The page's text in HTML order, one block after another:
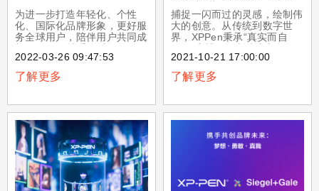
为进一步打造年轻化、个性
化、国际化品牌形象，更好服
务全球用户，陪伴用户共同成
品牌战略咨询公司思睿高，开
启品牌全球焕新。
2022-03-26 09:47:53
了解更多
绘笔新世代
捕捉一闪而过的灵感，绘制伟
大的创意。从传统到数字世
界，XPPen秉承“真实而自
准，传承经典，创新现在，让
科技更自然，让创意更强大。
革命性的X3智能芯片，让
个世代--搭载智能芯片的数字
笔新世代。芯片虽小，却汇聚
笔性能表现及材质结构都带来
革命性的优化和升级。它从一
用体验，让科技更自然，让创
2021-10-21 17:00:00
了解更多